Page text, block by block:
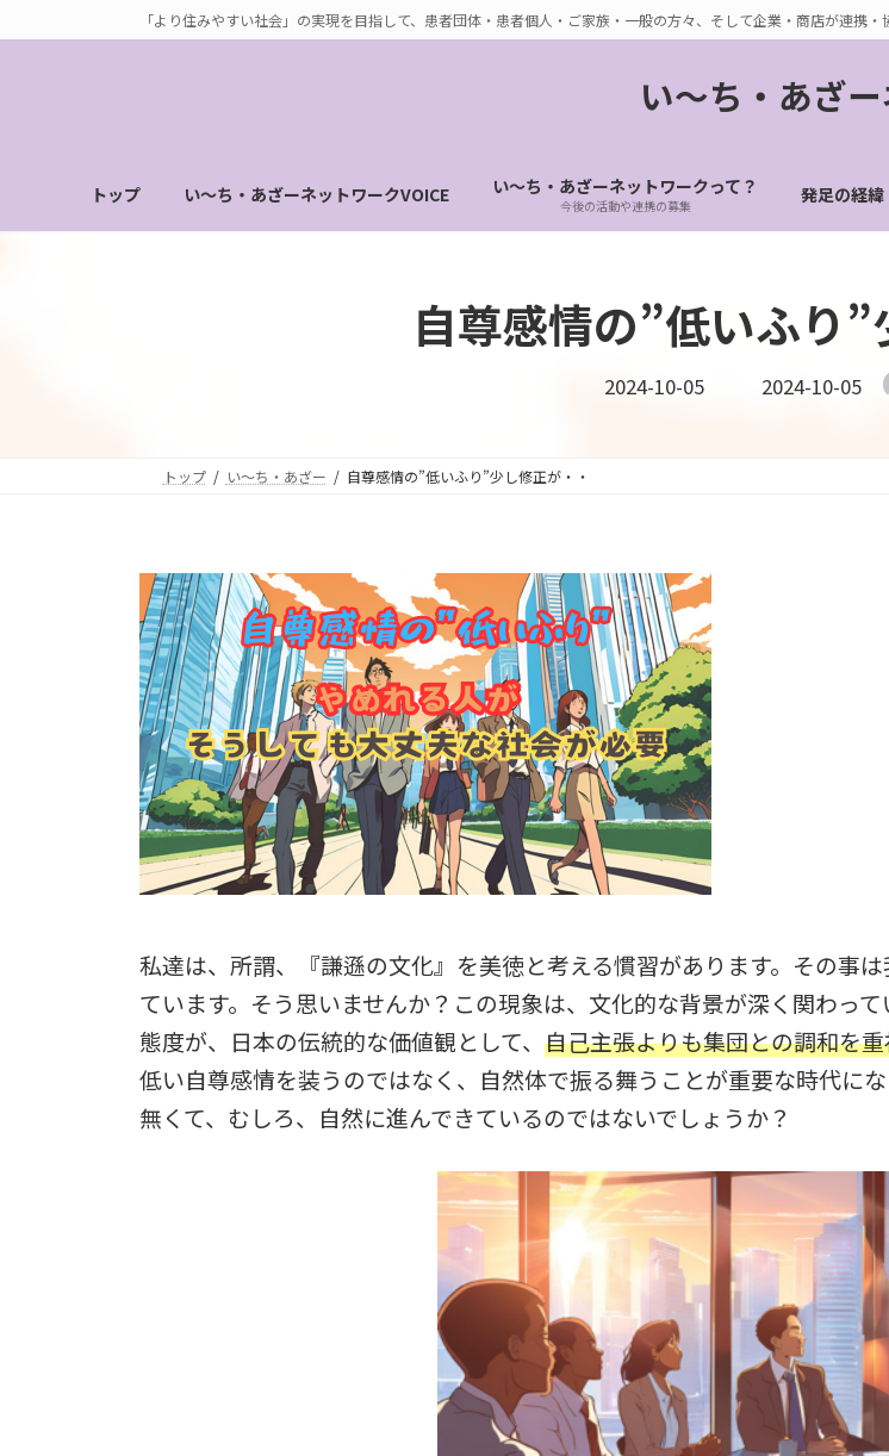
ン
キ
ビ
に
「より住みやすい社会」の実現を目指して、患者団体・患者個人・ご家族・一般の方々、そして企業・商店が連携・
い〜ち・あざ
トップ い～ち・あざーネットワークVOICE い～ち・あざーネットワークって？
今後の活動や連携の募集 発足の経
自尊感情の”低いふり”
2024-10-05 最
終
2024-10-05
トップ い～ち・あざー 自尊感情の”低いふり”少し修正が・・
私達は、所謂、『謙遜の文化』を美徳と考える慣習があります。その事
ています。そう思いませんか？この現象は、文化的な背景が深く関わっ
態度が、日本の伝統的な価値観として、 自己主張よりも集団との調和を
低い自尊感情を装うのではなく、自然体で振る舞うことが重要な時代に
無くて、むしろ、自然に進んできているのではないでしょうか？